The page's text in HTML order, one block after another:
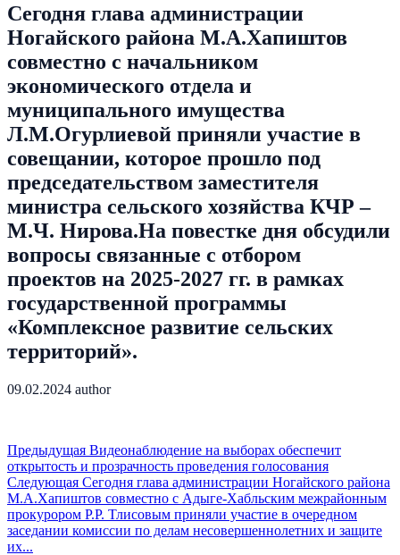
Сегодня глава администрации
Ногайского района М.А.Хапиштов
совместно с начальником
экономического отдела и
муниципального имущества
Л.М.Огурлиевой приняли участие в
совещании, которое прошло под
председательством заместителя
министра сельского хозяйства КЧР –
М.Ч. Нирова.На повестке дня обсудили
вопросы связанные с отбором
проектов на 2025-2027 гг. в рамках
государственной программы
«Комплексное развитие сельских
территорий».
09.02.2024 author
Предыдущая Видеонаблюдение на выборах обеспечит
открытость и прозрачность проведения голосования
Следующая Сегодня глава администрации Ногайского района
М.А.Хапиштов совместно с Адыге-Хабльским межрайонным
прокурором Р.Р. Тлисовым приняли участие в очередном
заседании комиссии по делам несовершеннолетних и защите
их...